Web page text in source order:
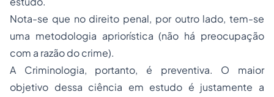
Nota-se que no direito penal, por outro lado, tem-se
uma metodologia apriorística (não há preocupação
com a razão do crime).
A Criminologia, portanto, é preventiva. O maior
objetivo dessa ciência em estudo é justamente a